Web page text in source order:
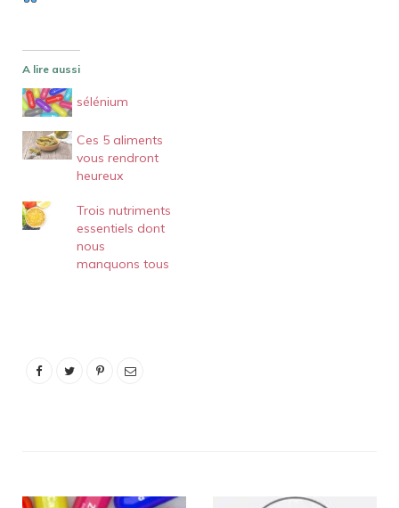
A lire aussi
sélénium
Ces 5 aliments
vous rendront
heureux
Trois nutriments
essentiels dont
nous
manquons tous